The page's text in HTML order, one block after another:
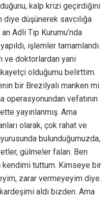
kalp krizi geçirdiğini
düşünerek savcılığa
Adli Tıp Kurumu’nda
işlemler tamamlandı.
ve doktorlardan yani
olduğumu belirttim.
bir Brezilyalı manken mi
operasyonundan vefatının
yayınlanmış. Ama
olarak, çok rahat ve
bulunduğumuzda,
gülmeler falan. Ben
kendimi tuttum. Kimseye bir
zarar vermeyeyim diye.
aldı bizden. Ama